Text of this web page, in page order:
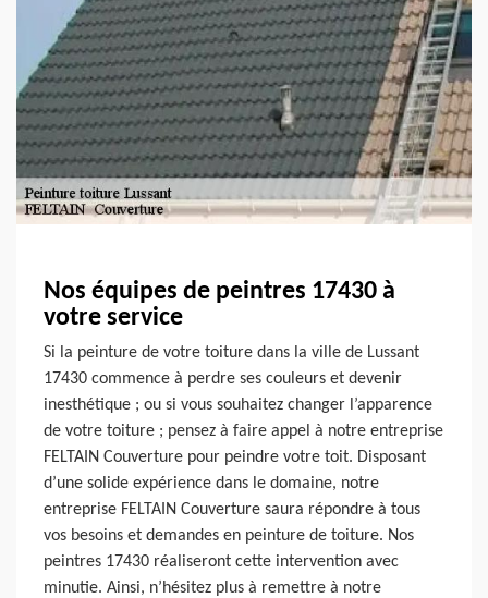
Nos équipes de peintres 17430 à
votre service
Si la peinture de votre toiture dans la ville de Lussant
17430 commence à perdre ses couleurs et devenir
inesthétique ; ou si vous souhaitez changer l’apparence
de votre toiture ; pensez à faire appel à notre entreprise
FELTAIN Couverture pour peindre votre toit. Disposant
d’une solide expérience dans le domaine, notre
entreprise FELTAIN Couverture saura répondre à tous
vos besoins et demandes en peinture de toiture. Nos
peintres 17430 réaliseront cette intervention avec
minutie. Ainsi, n’hésitez plus à remettre à notre